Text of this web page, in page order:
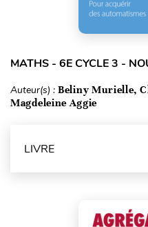
MATHS - 6E CYCLE 3 -
Auteur(s) : Beliny Murielle,
Magdeleine Aggie
LIVRE